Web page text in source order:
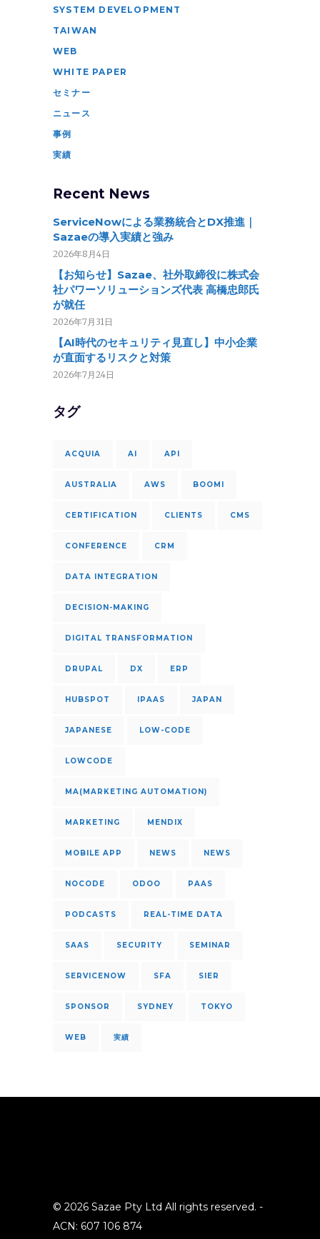
SYSTEM DEVELOPMENT
TAIWAN
WEB
WHITE PAPER
セミナー
ニュース
事例
実績
Recent News
ServiceNowによる業務統合とDX推進｜
Sazaeの導入実績と強み
2026年8月4日
【お知らせ】Sazae、社外取締役に株式会
社パワーソリューションズ代表 高橋忠郎氏
が就任
2026年7月31日
【AI時代のセキュリティ見直し】中小企業
が直面するリスクと対策
2026年7月24日
タグ
ACQUIA AI API
AUSTRALIA AWS BOOMI
CERTIFICATION CLIENTS CMS
CONFERENCE CRM
DATA INTEGRATION
DECISION-MAKING
DIGITAL TRANSFORMATION
DRUPAL DX ERP
HUBSPOT IPAAS JAPAN
JAPANESE LOW-CODE
LOWCODE
MA(MARKETING AUTOMATION)
MARKETING MENDIX
MOBILE APP NEWS NEWS
NOCODE ODOO PAAS
PODCASTS REAL-TIME DATA
SAAS SECURITY SEMINAR
SERVICENOW SFA SIER
SPONSOR SYDNEY TOKYO
WEB 実績
© 2026 Sazae Pty Ltd All rights reserved. -
ACN: 607 106 874